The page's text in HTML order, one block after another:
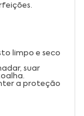
limpo e seco
suar
a proteção